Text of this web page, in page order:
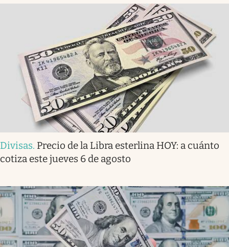
Divisas. Precio de la Libra esterlina HOY: a cuánto
cotiza este jueves 6 de agosto